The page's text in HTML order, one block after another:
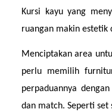
Kursi kayu yang
ruangan makin estetik
Menciptakan area
perlu memilih
perpaduannya
dan match. Seperti set